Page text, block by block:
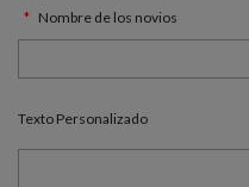
Nombre de los novios
Texto Personalizado